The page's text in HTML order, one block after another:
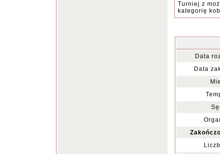
Turniej z
kategorię
Data
Data